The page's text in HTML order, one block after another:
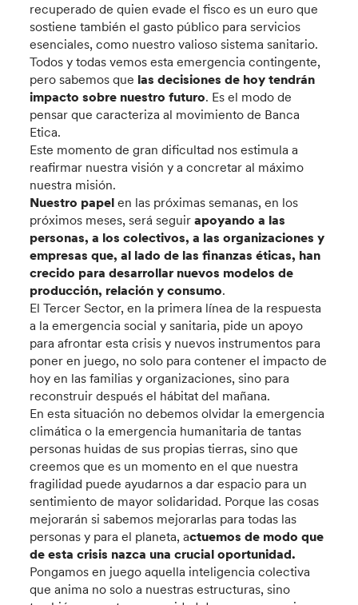
recuperado de quien evade el fisco es un euro que
sostiene también el gasto público para servicios
esenciales, como nuestro valioso sistema sanitario.
Todos y todas vemos esta emergencia contingente,
pero sabemos que las decisiones de hoy tendrán
impacto sobre nuestro futuro. Es el modo de
pensar que caracteriza al movimiento de Banca
Etica.
Este momento de gran dificultad nos estimula a
reafirmar nuestra visión y a concretar al máximo
nuestra misión.
Nuestro papelen las próximas semanas, en los
próximos meses, será seguirapoyando a las
personas, a los colectivos, a las organizaciones y
empresas que, al lado de las finanzas éticas, han
crecido para desarrollar nuevos modelos de
producción, relación y consumo.
El Tercer Sector, en la primera línea de la respuesta
a la emergencia social y sanitaria, pide un apoyo
para afrontar esta crisis y nuevos instrumentos para
poner en juego, no solo para contener el impacto de
hoy en las familias y organizaciones, sino para
reconstruir después el hábitat del mañana.
En esta situación no debemos olvidar la emergencia
climática o la emergencia humanitaria de tantas
personas huidas de sus propias tierras, sino que
creemos que es un momento en el que nuestra
fragilidad puede ayudarnos a dar espacio para un
sentimiento de mayor solidaridad. Porque las cosas
mejorarán si sabemos mejorarlas para todas las
personas y para el planeta, actuemos de modo que
de esta crisis nazca una crucial oportunidad.
Pongamos en juego aquella inteligencia colectiva
que anima no solo a nuestras estructuras, sino